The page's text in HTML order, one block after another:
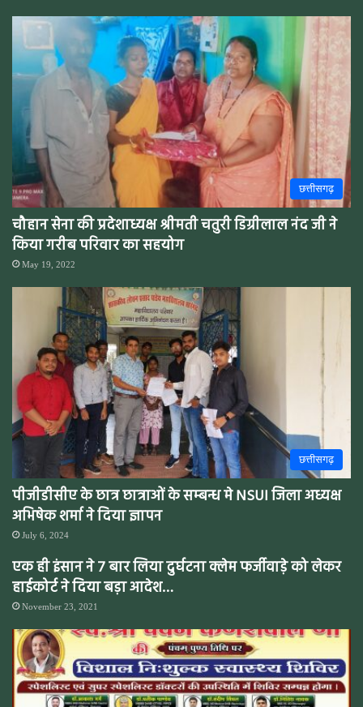
छत्तीसगढ़
चौहान सेना की प्रदेशाध्यक्ष श्रीमती चतुरी डिग्रीलाल नंद जी ने
किया गरीब परिवार का सहयोग
May 19, 2022
छत्तीसगढ़
पीजीडीसीए के छात्र छात्राओं के सम्बन्ध मे NSUI जिला अध्यक्ष
अभिषेक शर्मा ने दिया ज्ञापन
July 6, 2024
एक ही इंसान ने 7 बार लिया दुर्घटना क्लेम फर्जीवाड़े को लेकर
हाईकोर्ट ने दिया बड़ा आदेश…
November 23, 2021